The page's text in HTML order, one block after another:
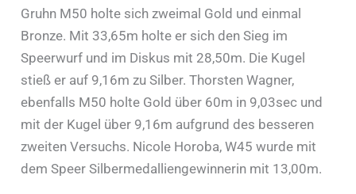
Gruhn M50 holte sich zweimal Gold und einmal
Bronze. Mit 33,65m holte er sich den Sieg im
Speerwurf und im Diskus mit 28,50m. Die Kugel
stieß er auf 9,16m zu Silber. Thorsten Wagner,
ebenfalls M50 holte Gold über 60m in 9,03sec und
mit der Kugel über 9,16m aufgrund des besseren
zweiten Versuchs. Nicole Horoba, W45 wurde mit
dem Speer Silbermedalliengewinnerin mit 13,00m.